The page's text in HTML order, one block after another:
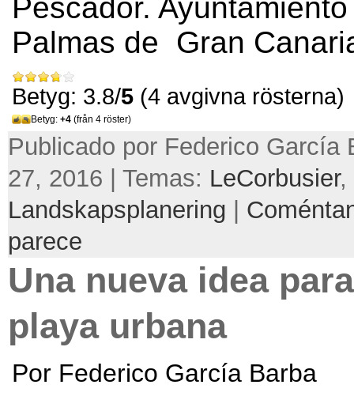
Pescador.
Palmas de
Gran
Betyg: 3.8/5 (4 avgivna rösterna)
Betyg: +4 (från 4 röster)
Publicado por Federico García
27, 2016 | Temas: LeCorbusier,
Landskapsplanering |
parece
Una nueva idea
playa urbana
Por Federico García Barba